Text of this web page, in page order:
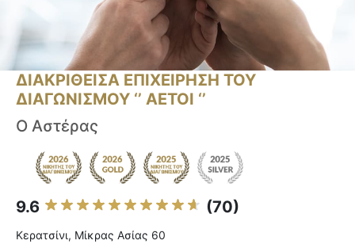
ΔΙΑΚΡΙΘΕΙΣΑ ΕΠΙΧΕΙΡΗΣΗ ΤΟΥ
ΔΙΑΓΩΝΙΣΜΟΥ ‘’ ΑΕΤΟΙ ‘’
Ο Αστέρας
9.6 (70)
Κερατσίνι, Μίκρας Ασίας 60